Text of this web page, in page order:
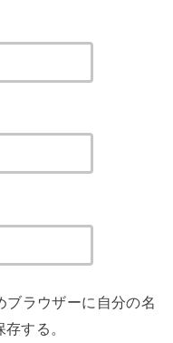
ブラウザーに自分の名
する。